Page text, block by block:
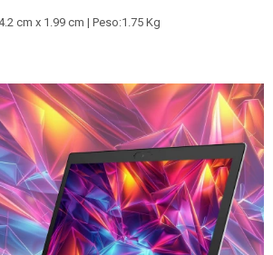
cm x 1.99 cm | Peso:1.75 Kg